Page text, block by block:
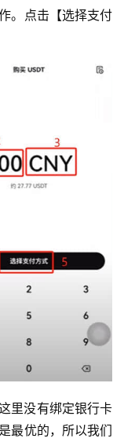
。点击【选择支付
里没有绑定银行卡
最优的，所以我们